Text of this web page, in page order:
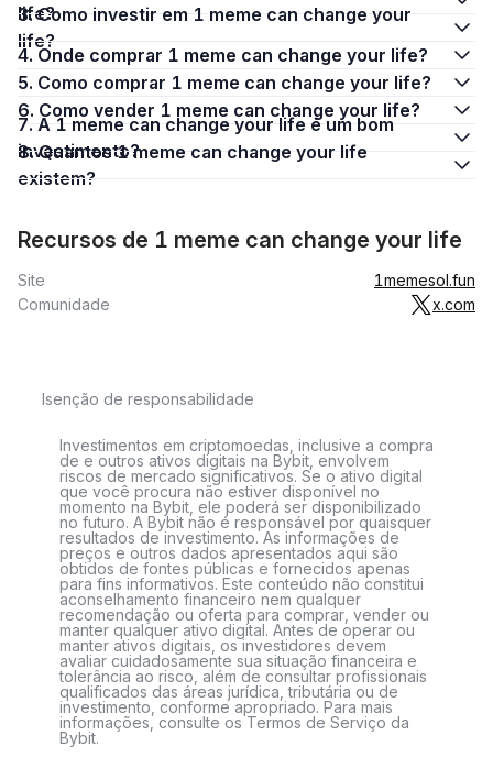
life?
3. Como investir em 1 meme can change your
life?
4. Onde comprar 1 meme can change your life?
5. Como comprar 1 meme can change your life?
6. Como vender 1 meme can change your life?
7. A 1 meme can change your life é um bom
investimento?
8. Quantos 1 meme can change your life
existem?
Recursos de 1 meme can change your life
Site
1memesol.fun
Comunidade
x.com
Isenção de responsabilidade
Investimentos em criptomoedas, inclusive a compra
de e outros ativos digitais na Bybit, envolvem
riscos de mercado significativos. Se o ativo digital
que você procura não estiver disponível no
momento na Bybit, ele poderá ser disponibilizado
no futuro. A Bybit não é responsável por quaisquer
resultados de investimento. As informações de
preços e outros dados apresentados aqui são
obtidos de fontes públicas e fornecidos apenas
para fins informativos. Este conteúdo não constitui
aconselhamento financeiro nem qualquer
recomendação ou oferta para comprar, vender ou
manter qualquer ativo digital. Antes de operar ou
manter ativos digitais, os investidores devem
avaliar cuidadosamente sua situação financeira e
tolerância ao risco, além de consultar profissionais
qualificados das áreas jurídica, tributária ou de
investimento, conforme apropriado. Para mais
informações, consulte os Termos de Serviço da
Bybit.